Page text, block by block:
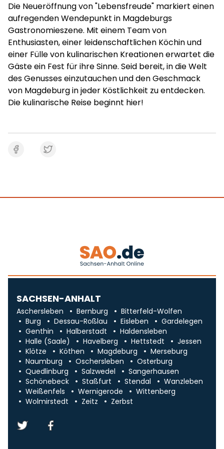
Die Neueröffnung von "Lebensfreude" markiert einen
aufregenden Wendepunkt in Magdeburgs
Gastronomieszene. Mit einem Team von
Enthusiasten, einer leidenschaftlichen Köchin und
einer Fülle von kulinarischen Kreationen erwartet die
Gäste ein Fest für ihre Sinne. Seid bereit, in die Welt
des Genusses einzutauchen und den Geschmack
von Magdeburg in jeder Köstlichkeit zu entdecken.
Die kulinarische Reise beginnt hier!
SACHSEN-ANHALT
Aschersleben Bernburg
Bitterfeld-Wolfen
Burg
Dessau-Roßlau Eisleben
Gardelegen
Genthin
Halberstadt
Haldensleben
Halle (Saale)
Havelberg Hettstedt
Jessen
Klötze
Köthen Magdeburg
Merseburg
Naumburg
Oschersleben
Osterburg
Quedlinburg
Salzwedel
Sangerhausen
Schönebeck
Staßfurt Stendal
Wanzleben
Weißenfels
Wernigerode
Wittenberg
Wolmirstedt
Zeitz Zerbst